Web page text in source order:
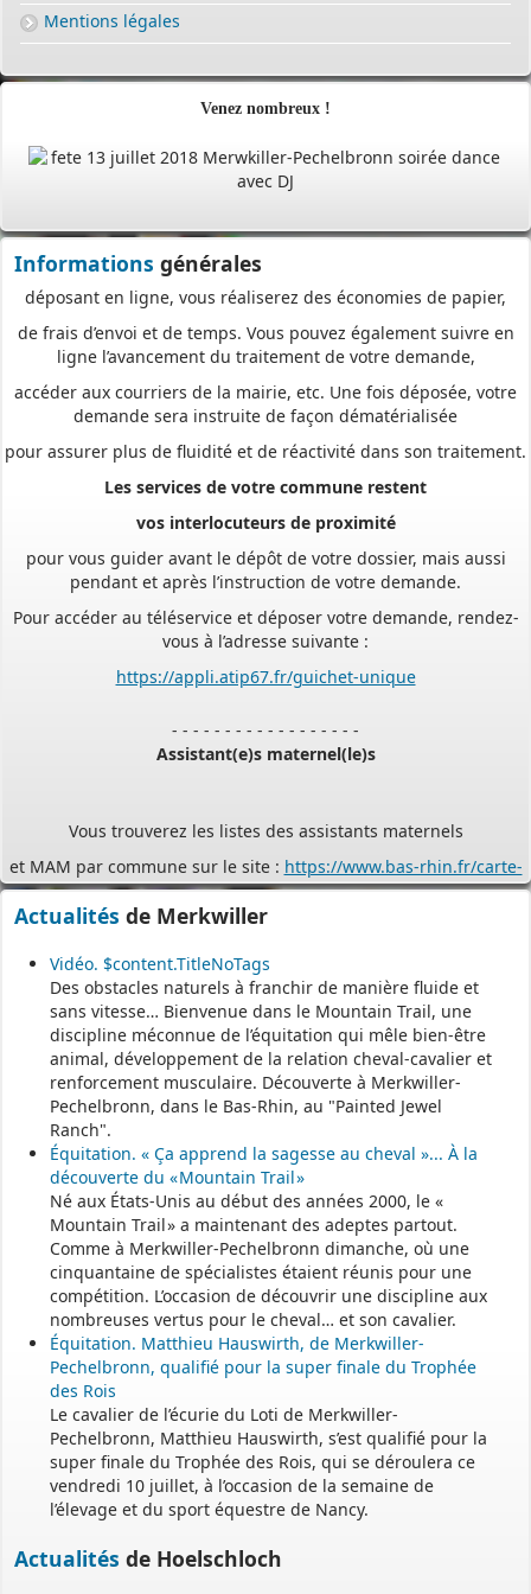
Mentions légales
Venez nombreux !
Informations générales
comme aux professionnels,
poursaisir et déposer toutes les pièces de votre dossier
à tout moment et où que vous soyez, dans le cadre d’une
Plus besoin d’imprimer vos demandes en de multiples
exemplaires, d’envoyer des plis en recommandé avec accusé de
ou de vous déplacer aux horaires d’ouverture de votre mairie : en
déposant en ligne, vous réaliserez des économies de papier,
de frais d’envoi et de temps. Vous pouvez également suivre en
ligne l’avancement du traitement de votre demande,
accéder aux courriers de la mairie, etc. Une fois déposée, votre
demande sera instruite de façon dématérialisée
pour assurer plus de fluidité et de réactivité dans son traitement.
Les services de votre commune restent
vos interlocuteurs de proximité
pour vous guider avant le dépôt de votre dossier, mais aussi
pendant et après l’instruction de votre demande.
Pour accéder au téléservice et déposer votre demande, rendez-
vous à l’adresse suivante :
https://appli.atip67.fr/guichet-unique
et MAM par commune sur le site :https://www.bas-rhin.fr/carte-
assistants-maternels-bas-rhin/ .
Il est mis à jour tous les vendredis.
Le sitehttps://monenfant.fr/de la CAF présente les disponibilités
des assistants maternels.
- - - - - - - - - - - - - - - - - -
Permanence mairie
Le secrétariat est fermé le samedi matin.
Une permanence est assurée par le maire, sur rendez-vous.
Actualités de Merkwiller
Vidéo. $content.TitleNoTags
Des obstacles naturels à franchir de manière fluide et
sans vitesse… Bienvenue dans le Mountain Trail, une
discipline méconnue de l’équitation qui mêle bien-être
animal, développement de la relation cheval-cavalier et
renforcement musculaire. Découverte à Merkwiller-
Pechelbronn, dans le Bas-Rhin, au "Painted Jewel
Ranch".
Équitation. « Ça apprend la sagesse au cheval »... À la
découverte du « Mountain Trail »
Né aux États-Unis au début des années 2000, le «
Mountain Trail » a maintenant des adeptes partout.
Comme à Merkwiller-Pechelbronn dimanche, où une
cinquantaine de spécialistes étaient réunis pour une
compétition. L’occasion de découvrir une discipline aux
nombreuses vertus pour le cheval… et son cavalier.
Équitation. Matthieu Hauswirth, de Merkwiller-
Pechelbronn, qualifié pour la super finale du Trophée
des Rois
Le cavalier de l’écurie du Loti de Merkwiller-
Pechelbronn, Matthieu Hauswirth, s’est qualifié pour la
super finale du Trophée des Rois, qui se déroulera ce
vendredi 10 juillet, à l’occasion de la semaine de
l’élevage et du sport équestre de Nancy.
Actualités de Hoelschloch